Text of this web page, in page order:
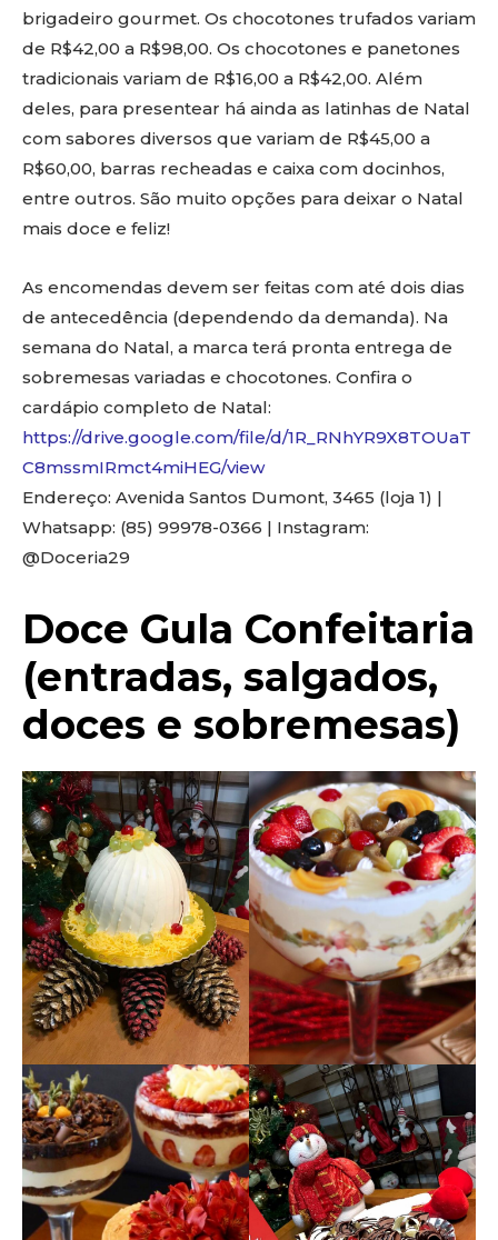
brigadeiro gourmet. Os chocotones trufados variam
de R$42,00 a R$98,00. Os chocotones e panetones
tradicionais variam de R$16,00 a R$42,00. Além
deles, para presentear há ainda as latinhas de Natal
com sabores diversos que variam de R$45,00 a
R$60,00, barras recheadas e caixa com docinhos,
entre outros. São muito opções para deixar o Natal
mais doce e feliz!
As encomendas devem ser feitas com até dois dias
de antecedência (dependendo da demanda). Na
semana do Natal, a marca terá pronta entrega de
sobremesas variadas e chocotones. Confira o
cardápio completo de Natal:
https://drive.google.com/file/d/1R_RNhYR9X8TOUaT
C8mssmIRmct4miHEG/view
Endereço: Avenida Santos Dumont, 3465 (loja 1) |
Whatsapp: (85) 99978-0366 | Instagram:
@Doceria29
Doce Gula Confeitaria
(entradas, salgados,
doces e sobremesas)